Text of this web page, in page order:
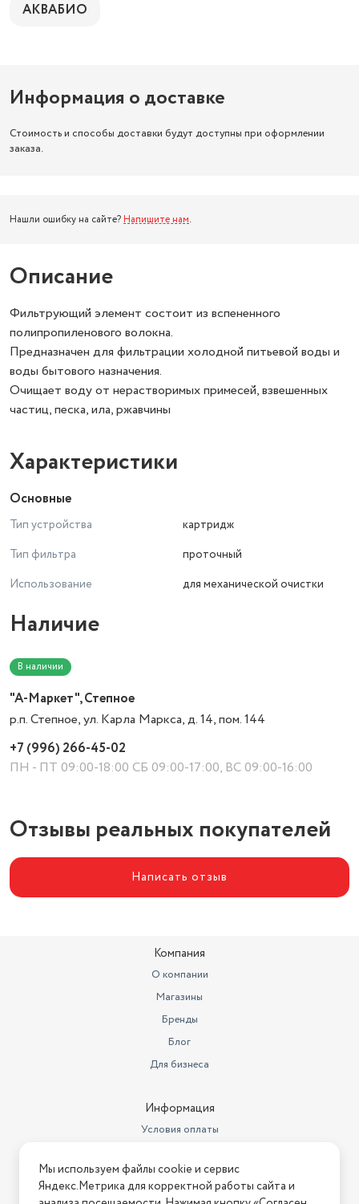
АКВАБИО
Информация о доставке
Стоимость и способы доставки будут доступны при оформлении
заказа.
Нашли ошибку на сайте? Напишите нам.
Описание
Фильтрующий элемент состоит из вспененного
полипропиленового волокна.
Предназначен для фильтрации холодной питьевой воды и
воды бытового назначения.
Очищает воду от нерастворимых примесей, взвешенных
частиц, песка, ила, ржавчины
Характеристики
Основные
Тип устройства
картридж
Тип фильтра
проточный
Использование
для механической очистки
Наличие
"А-Маркет", Степное
р.п. Степное, ул. Карла Маркса, д. 14, пом. 144
+7 (996) 266-45-02
ПН - ПТ 09:00-18:00 СБ 09:00-17:00, ВС 09:00-16:00
В наличии
Отзывы реальных покупателей
Написать отзыв
Компания
О компании
Магазины
Бренды
Блог
Для бизнеса
Информация
Условия оплаты
Условия возврата
Нашли ошибку на сайте? Напишите нам
Мы используем файлы cookie и сервис
Яндекс.Метрика для корректной работы сайта и